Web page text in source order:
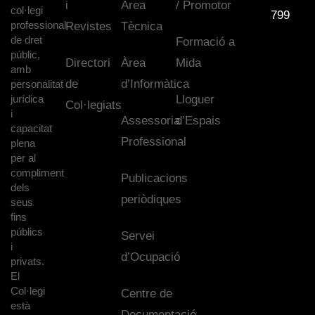
col·legi
professional
de dret
públic,
amb
personalitat
jurídica
i
capacitat
plena
per al
compliment
dels
seus
fins
públics
i
privats.
El
Col·legi
està
i
Revistes
Directori
de
Col·legiats
Àrea
Tècnica
Àrea
d’Informàtica
Assessoria
Professional
Publicacions
periòdiques
Servei
d’Ocupació
Centre de
/ Promotor
Formació a
Mida
Lloguer
d’Espais
799